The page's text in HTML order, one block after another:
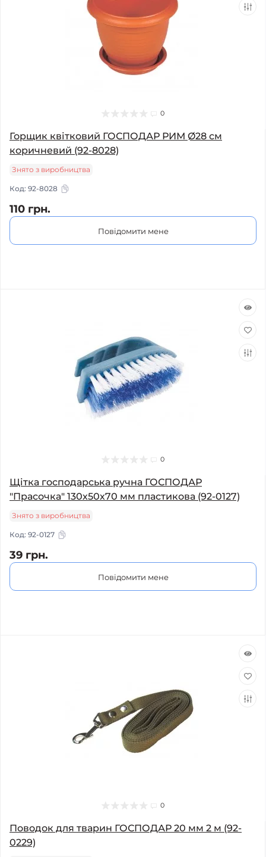
0
Горщик квітковий ГОСПОДАР РИМ Ø28 см
коричневий (92-8028)
Знято з виробництва
Код: 92-8028
110 грн.
Повідомити мене
0
Щітка господарська ручна ГОСПОДАР
"Прасочка" 130х50х70 мм пластикова (92-0127)
Знято з виробництва
Код: 92-0127
39 грн.
Повідомити мене
0
Поводок для тварин ГОСПОДАР 20 мм 2 м (92-
0229)